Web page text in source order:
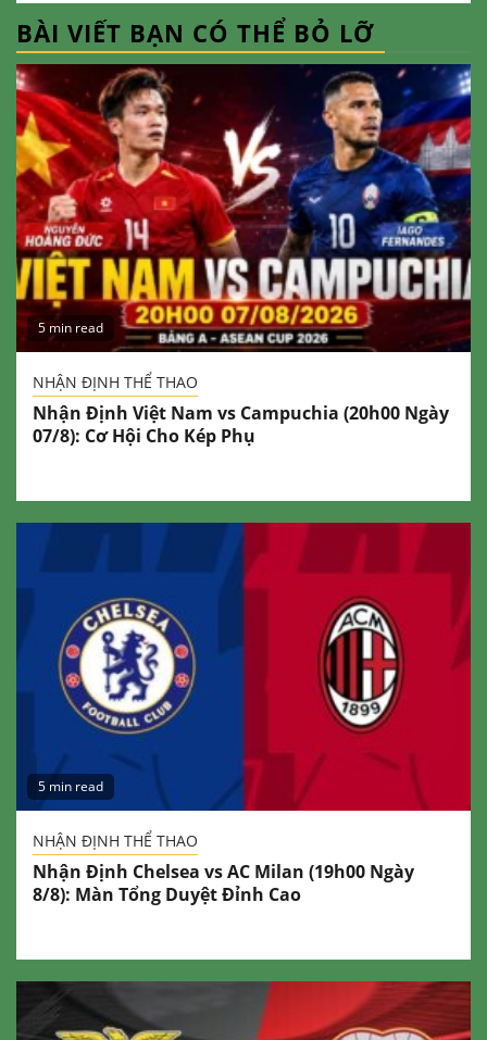
BÀI VIẾT BẠN CÓ THỂ BỎ LỠ
5 min read
NHẬN ĐỊNH THỂ THAO
Nhận Định Việt Nam vs Campuchia (20h00 Ngày
07/8): Cơ Hội Cho Kép Phụ
5 min read
NHẬN ĐỊNH THỂ THAO
Nhận Định Chelsea vs AC Milan (19h00 Ngày
8/8): Màn Tổng Duyệt Đỉnh Cao